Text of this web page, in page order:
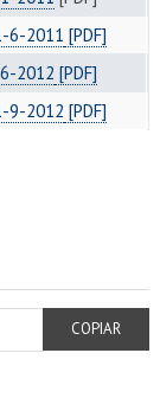
6-2011 [PDF]
2012 [PDF]
9-2012 [PDF]
COPIAR